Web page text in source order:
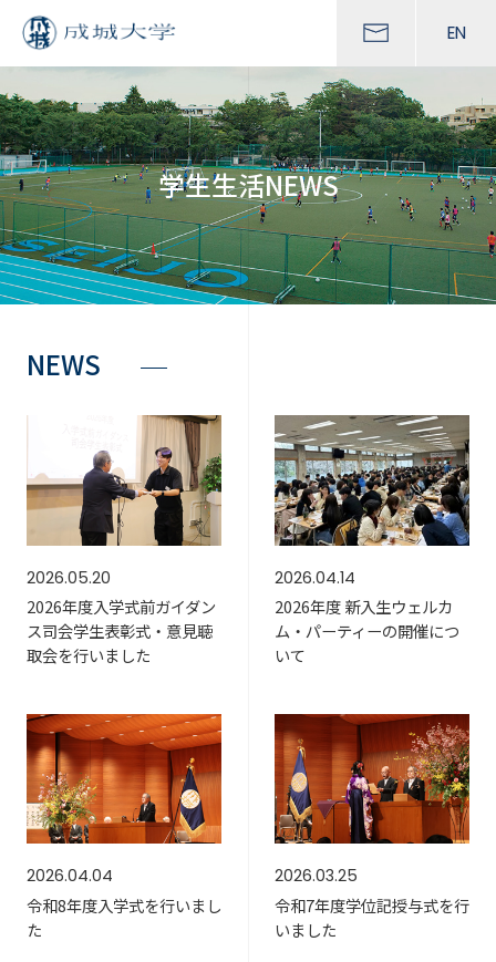
EN
学生生活NEWS
NEWS
2026.05.20
2026年度入学式前ガイダン
ス司会学生表彰式・意見聴
取会を行いました
2026.04.14
2026年度 新入生ウェルカ
ム・パーティーの開催につ
いて
2026.04.04
令和8年度入学式を行いまし
た
2026.03.25
令和7年度学位記授与式を行
いました